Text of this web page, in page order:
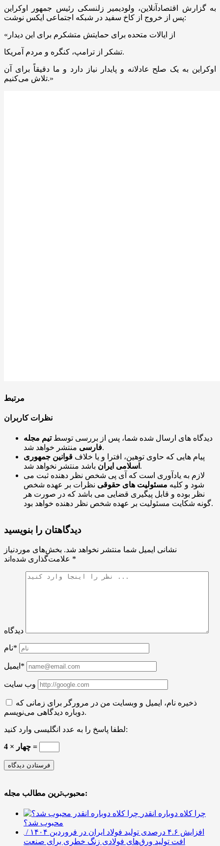
به گزارش اقتصادآنلاین، ولودیمیر زلنسکی رئیس جمهور اوکراین
پس از خروج از کاخ سفید در شبکه اجتماعی ایکس نوشت:
«از ایالات متحده برای حمایتش متشکرم برای این دیدار
تشکر از ترامپ، کنگره و مردم آمریکا.
اوکراین به یک صلح عادلانه و پایدار نیاز دارد و ما دقیقاً برای آن
تلاش می‌کنیم.»
مرتبط
نظرات کاربران
دیدگاه های ارسال شده شما، پس از بررسی توسطتیم مجله
فارسیمنتشر خواهد شد.
پیام هایی که حاوی توهین، افترا و یا خلاف قوانین جمهوری
اسلامی ایران باشد منتشر نخواهد شد.
لازم به یادآوری است که آی پی شخص نظر دهنده ثبت می
شود و کلیه مسئولیت های حقوقی نظرات بر عهده شخص
نظر بوده و قابل پیگیری قضایی می باشد که در صورت هر
گونه شکایت مسئولیت بر عهده شخص نظر دهنده خواهد بود.
دیدگاهتان را بنویسید
نشانی ایمیل شما منتشر نخواهد شد. بخش‌های موردنیاز
*
دیدگاه
نام*
ایمیل*
وب سایت
ذخیره نام، ایمیل و وبسایت من در مرورگر برای زمانی که
دوباره دیدگاهی می‌نویسم.
لطفا پاسخ را به عدد انگلیسی وارد کنید:
4 × چهار =
محبوب‌ترین مطالب مجله:
چرا کلاه دوباره انقدر
محبوب شد؟
افزایش ۴.۶ درصدی تولید فولاد ایران در فروردین ۱۴۰۴ /
افت تولید ورق‌های فولادی زنگ خطری برای صنعت